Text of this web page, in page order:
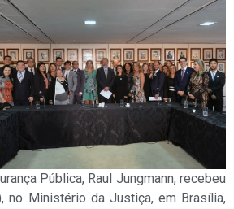
Pública, Raul Jungmann, recebeu
no Ministério da Justiça, em Brasília,